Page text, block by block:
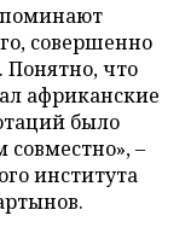
совершенно
Понятно, что
африканские
было
–
института